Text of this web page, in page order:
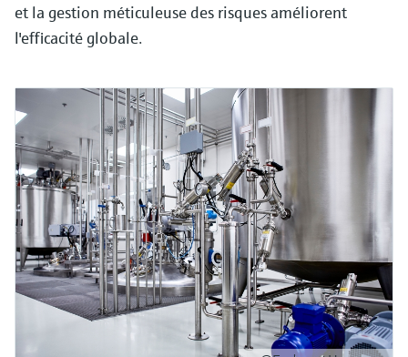
et la gestion méticuleuse des risques améliorent
l'efficacité globale.